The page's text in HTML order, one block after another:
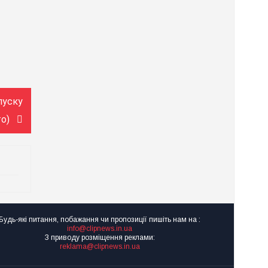
Будь-які питання, побажання чи пропозиції пишіть нам на :
info@clipnews.in.ua
З приводу розміщення реклами:
reklama@clipnews.in.ua